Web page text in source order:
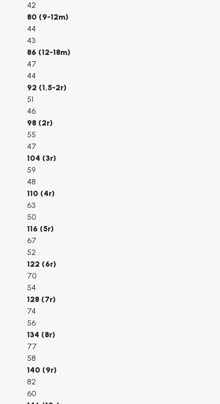
42
80 (9-12m)
44
43
86 (12-18m)
47
44
92 (1,5-2r)
51
46
98 (2r)
55
47
104 (3r)
59
48
110 (4r)
63
50
116 (5r)
67
52
122 (6r)
70
54
128 (7r)
74
56
134 (8r)
77
58
140 (9r)
82
60